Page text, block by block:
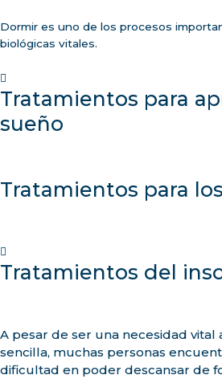
Dormir es uno de los procesos
biológicas vitales.
Tratamientos para
sueño
Tratamientos para
Tratamientos del
A pesar de ser una necesidad
sencilla, muchas personas
dificultad en poder descansar de